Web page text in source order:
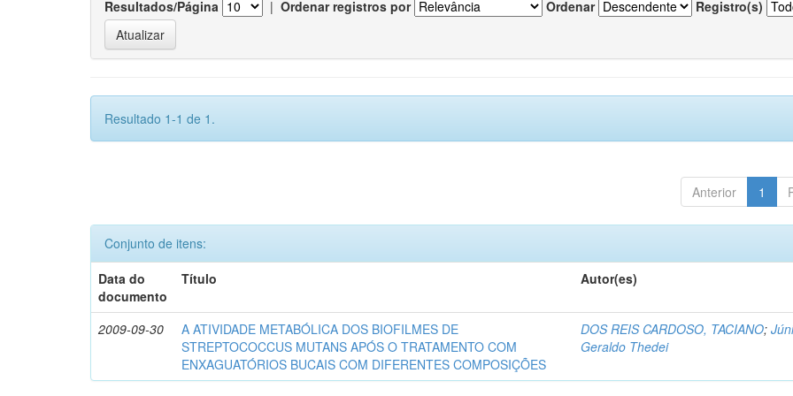
Resultados/Página | Ordenar registros por Ordenar Registro(s)
Resultado 1-1 de 1.
Anterior 1
Conjunto de itens:
Data do
documento
Título Autor(es)
2009-09-30
A ATIVIDADE METABÓLICA DOS BIOFILMES DE
STREPTOCOCCUS MUTANS APÓS O TRATAMENTO COM
ENXAGUATÓRIOS BUCAIS COM DIFERENTES COMPOSIÇÕES
DOS REIS CARDOSO, TACIANO;
Geraldo Thedei